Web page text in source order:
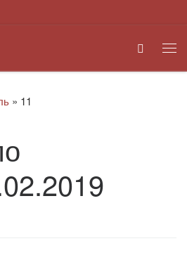
Search
» 11